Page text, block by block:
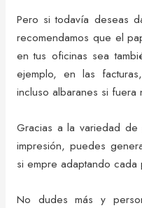
Pero si todavía deseas
recomendamos que el
en tus oficinas sea
ejemplo, en las
incluso albaranes si fuera
Gracias a la variedad de
impresión, puedes
si empre adaptando cada
No dudes más y